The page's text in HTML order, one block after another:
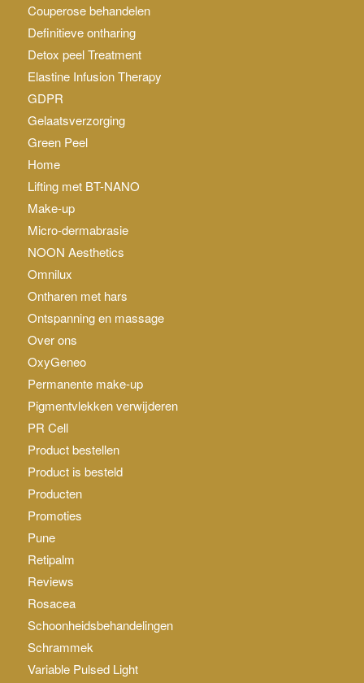
Couperose behandelen
Definitieve ontharing
Detox peel Treatment
Elastine Infusion Therapy
GDPR
Gelaatsverzorging
Green Peel
Home
Lifting met BT-NANO
Make-up
Micro-dermabrasie
NOON Aesthetics
Omnilux
Ontharen met hars
Ontspanning en massage
Over ons
OxyGeneo
Permanente make-up
Pigmentvlekken verwijderen
PR Cell
Product bestellen
Product is besteld
Producten
Promoties
Pune
Retipalm
Reviews
Rosacea
Schoonheidsbehandelingen
Schrammek
Variable Pulsed Light